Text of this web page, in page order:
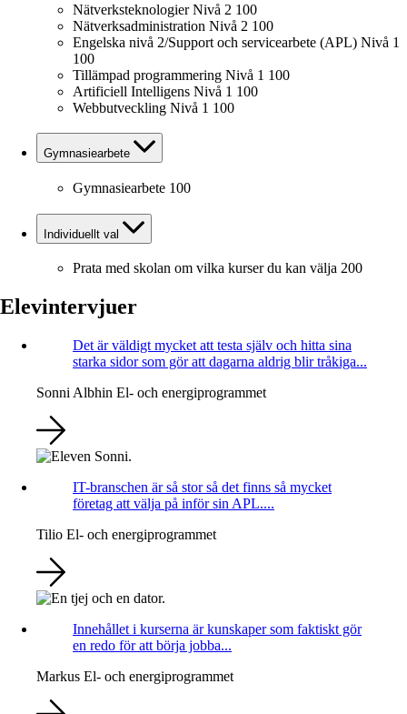
Nätverksteknologier Nivå 2 100
Nätverksadministration Nivå 2 100
Engelska nivå 2/Support och servicearbete (APL) Nivå 1
100
Tillämpad programmering Nivå 1 100
Artificiell Intelligens Nivå 1 100
Webbutveckling Nivå 1 100
Gymnasiearbete
Gymnasiearbete 100
Individuellt val
Prata med skolan om vilka kurser du kan välja 200
Elevintervjuer
Det är väldigt mycket att testa själv och hitta sina
starka sidor som gör att dagarna aldrig blir tråkiga...
Sonni Albhin El- och energiprogrammet
IT-branschen är så stor så det finns så mycket
företag att välja på inför sin APL....
Tilio El- och energiprogrammet
Innehållet i kurserna är kunskaper som faktiskt gör
en redo för att börja jobba...
Markus El- och energiprogrammet